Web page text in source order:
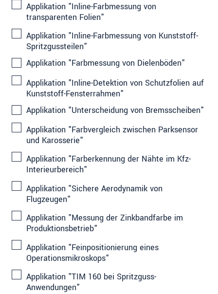
Applikation "Inline-Farbmessung von
transparenten Folien"
Applikation "Inline-Farbmessung von Kunststoff-
Spritzgussteilen"
Applikation "Farbmessung von Dielenböden"
Applikation "Inline-Detektion von Schutzfolien auf
Kunststoff-Fensterrahmen"
Applikation "Unterscheidung von Bremsscheiben"
Applikation "Farbvergleich zwischen Parksensor
und Karosserie"
Applikation "Farberkennung der Nähte im Kfz-
Interieurbereich"
Applikation "Sichere Aerodynamik von
Flugzeugen"
Applikation "Messung der Zinkbandfarbe im
Produktionsbetrieb"
Applikation "Feinpositionierung eines
Operationsmikroskops"
Applikation "TIM 160 bei Spritzguss-
Anwendungen"